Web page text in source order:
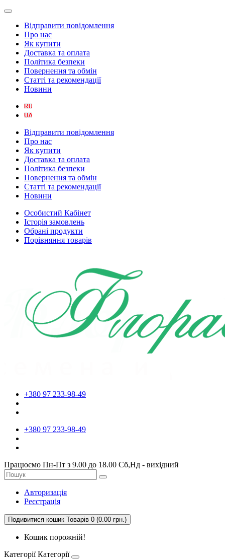
Відправити повідомлення
Про нас
Як купити
Доставка та оплата
Політика безпеки
Повернення та обмін
Статті та рекомендації
Новини
Відправити повідомлення
Про нас
Як купити
Доставка та оплата
Політика безпеки
Повернення та обмін
Статті та рекомендації
Новини
Особистий Кабінет
Історія замовлень
Обрані продукти
Порівняння товарів
+380 97 233-98-49
+380 97 233-98-49
Працюємо Пн-Пт з 9.00 до 18.00 Сб,Нд - вихідний
Авторизація
Реєстрація
Подивитися кошик Товарів 0 (0.00 грн.)
Кошик порожній!
Категорії Категорії